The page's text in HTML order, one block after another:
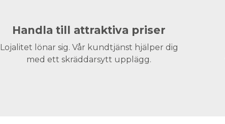
Handla till attraktiva priser
Lojalitet lönar sig. Vår kundtjänst hjälper dig
med ett skräddarsytt upplägg.